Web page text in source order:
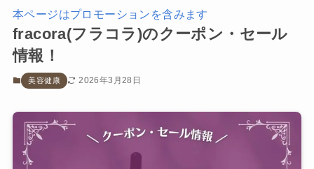
本ページはプロモーションを含みます
fracora(フラコラ)のクーポン・セール
情報！
美容健康 2026年3月28日